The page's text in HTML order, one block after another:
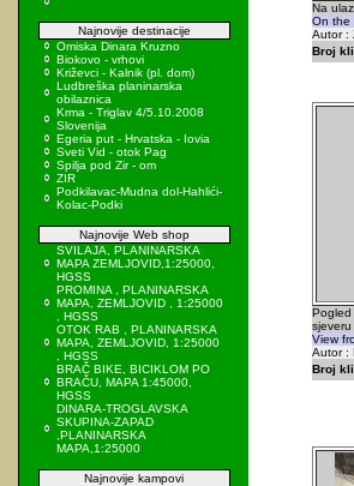
Najnovije destinacije
Omiska Dinara Kruzno
Biokovo - vrhovi
Križevci - Kalnik (pl. dom)
Ludbreška planinarska
obilaznica
Krma - Triglav 4/5.10.2008
Slovenija
Egeria put - Hrvatska - Iovia
Sveti Vid - otok Pag
Spilja pod Zir - om
ZIR
Podkilavac-Mudna dol-Hahlići-
Kolac-Podki
Najnovije Web shop
SVILAJA, PLANINARSKA
MAPA ZEMLJOVID,1:25000,
HGSS
PROMINA , PLANINARSKA
MAPA, ZEMLJOVID , 1:25000
, HGSS
OTOK RAB , PLANINARSKA
MAPA, ZEMLJOVID, 1:25000
, HGSS
BRAČ BIKE, BICIKLOM PO
BRAČU, MAPA 1:45000,
HGSS
DINARA-TROGLAVSKA
SKUPINA-ZAPAD
,PLANINARSKA
MAPA,1:25000
Najnovije kampovi
Na
On the
Autor :
Broj
Pogled
sjeveru
View
Autor :
Broj